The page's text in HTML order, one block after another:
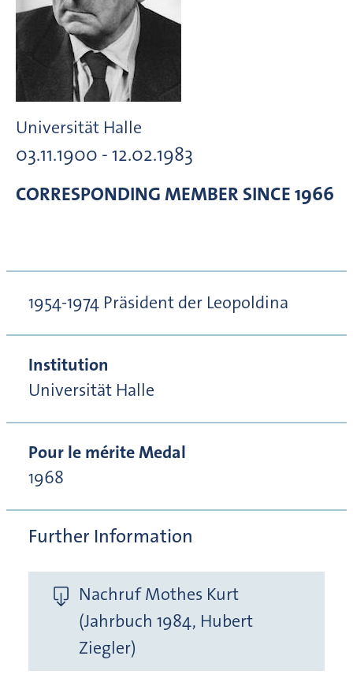
Universität Halle
03.11.1900 - 12.02.1983
CORRESPONDING MEMBER SINCE 1966
1954-1974 Präsident der Leopoldina
Institution
Universität Halle
Pour le mérite Medal
1968
Further Information
Nachruf Mothes Kurt
(Jahrbuch 1984, Hubert
Ziegler)